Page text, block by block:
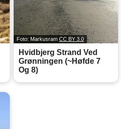
Foto: Markusram CC BY 3.0
Hvidbjerg Strand Ved
Grønningen (~Høfde 7
Og 8)